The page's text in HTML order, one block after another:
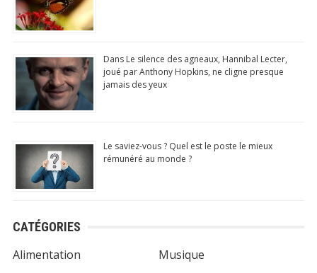
Dans Le silence des agneaux, Hannibal Lecter,
joué par Anthony Hopkins, ne cligne presque
jamais des yeux
Le saviez-vous ? Quel est le poste le mieux
rémunéré au monde ?
CATÉGORIES
Alimentation
Musique